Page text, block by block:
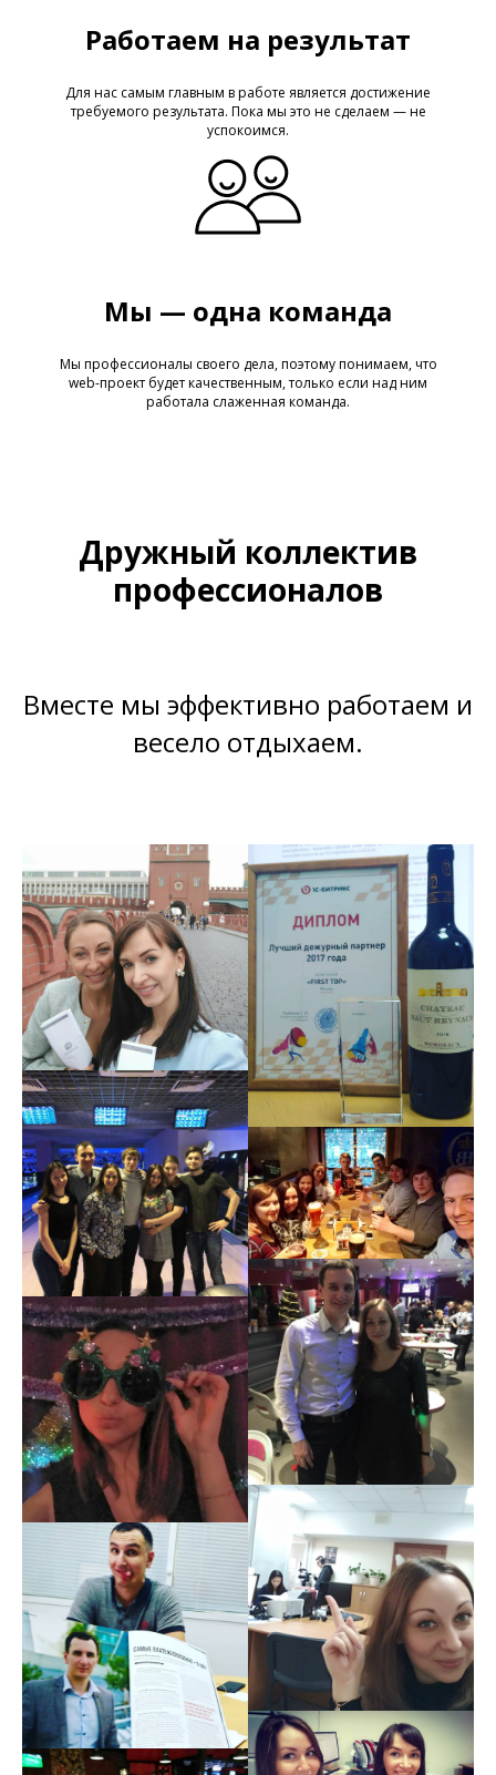
Работаем на результат
Для нас самым главным в работе является достижение
требуемого результата. Пока мы это не сделаем — не
успокоимся.
Мы — одна команда
Мы профессионалы своего дела, поэтому понимаем, что
web-проект будет качественным, только если над ним
работала слаженная команда.
Дружный коллектив
профессионалов
Вместе мы эффективно работаем и
весело отдыхаем.